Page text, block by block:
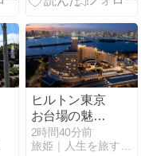
コツ
ヒルトン東京
お台場の魅力
は？アクセ
ス・駐車場を
2時間40分前
旅姫｜人生を旅するすべての人のお供に